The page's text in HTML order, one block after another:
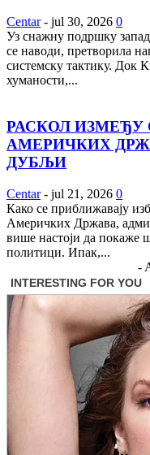
Centar - jul 30, 2026 0
Уз снажну подршку
се наводи, претворила
системску тактику. Док
хуманости,...
РАСКОЛ
АМЕРИЧКИХ
ДУБЉИ
Centar - jul 21, 2026 0
Како се приближавају
Америчких Држава,
више настоји да покаже
политици. Ипак,...
-